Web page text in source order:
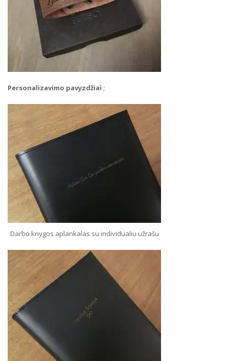
Personalizavimo pavyzdžiai ;
Darbo knygos aplankalas su individualiu užrašu